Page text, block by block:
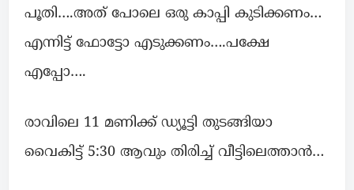
പൂതി….അത് പോലെ ഒരു കാപ്പി കുടിക്കണം…
എന്നിട്ട് ഫോട്ടോ എടുക്കണം….പക്ഷേ
എപ്പോ….
രാവിലെ 11 മണിക്ക് ഡ്യൂട്ടി തുടങ്ങിയാ
വൈകിട്ട് 5:30 ആവും തിരിച്ച് വീട്ടിലെത്താൻ…